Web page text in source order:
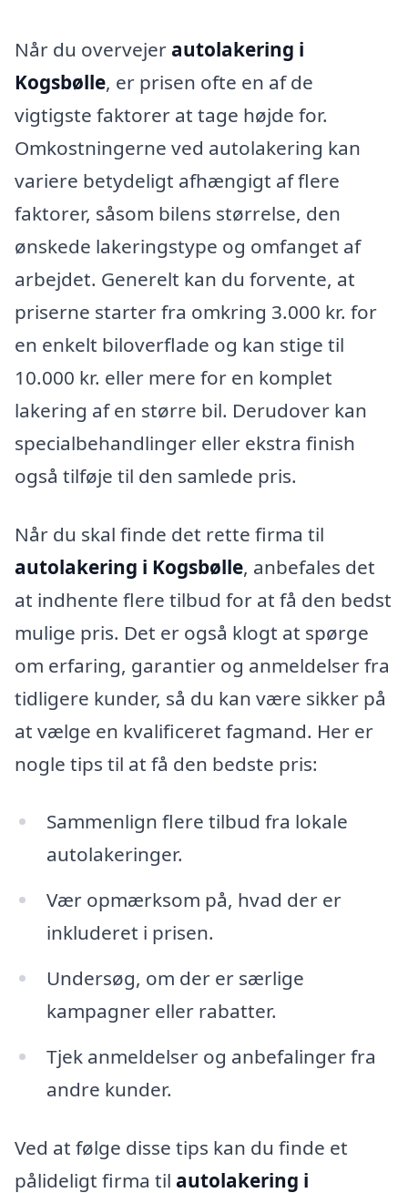
Når du overvejer autolakering i
Kogsbølle, er prisen ofte en af de
vigtigste faktorer at tage højde for.
Omkostningerne ved autolakering kan
variere betydeligt afhængigt af flere
faktorer, såsom bilens størrelse, den
ønskede lakeringstype og omfanget af
arbejdet. Generelt kan du forvente, at
priserne starter fra omkring 3.000 kr. for
en enkelt biloverflade og kan stige til
10.000 kr. eller mere for en komplet
lakering af en større bil. Derudover kan
specialbehandlinger eller ekstra finish
også tilføje til den samlede pris.
Når du skal finde det rette firma til
autolakering i Kogsbølle, anbefales det
at indhente flere tilbud for at få den bedst
mulige pris. Det er også klogt at spørge
om erfaring, garantier og anmeldelser fra
tidligere kunder, så du kan være sikker på
at vælge en kvalificeret fagmand. Her er
nogle tips til at få den bedste pris:
Sammenlign flere tilbud fra lokale
autolakeringer.
Vær opmærksom på, hvad der er
inkluderet i prisen.
Undersøg, om der er særlige
kampagner eller rabatter.
Tjek anmeldelser og anbefalinger fra
andre kunder.
Ved at følge disse tips kan du finde et
pålideligt firma til autolakering i